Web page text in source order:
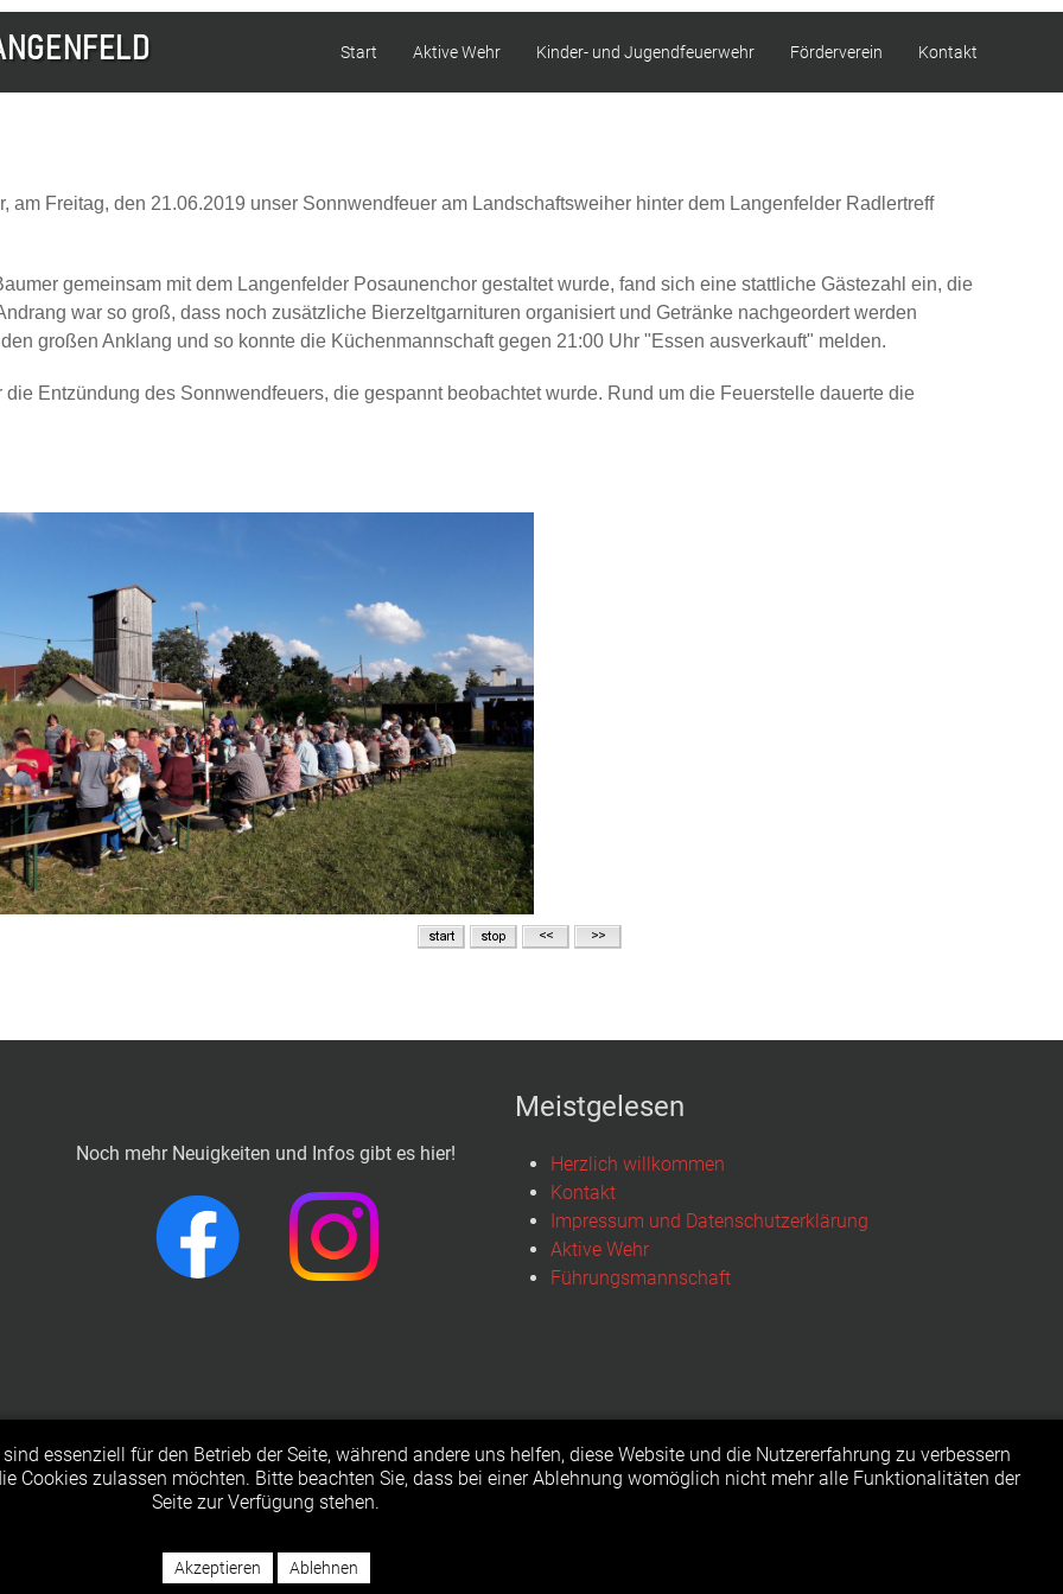
Start Aktive Wehr Kinder- und Jugendfeuerwehr Förderverein Kontakt
am Freitag, den 21.06.2019 unser Sonnwendfeuer am Landschaftsweiher hinter dem Langenfelder Radlertreff
gemeinsam mit dem Langenfelder Posaunenchor gestaltet wurde, fand sich eine stattliche Gästezahl ein, die
war so groß, dass noch zusätzliche Bierzeltgarnituren organisiert und Getränke nachgeordert werden
großen Anklang und so konnte die Küchenmannschaft gegen 21:00 Uhr "Essen ausverkauft" melden.
Entzündung des Sonnwendfeuers, die gespannt beobachtet wurde. Rund um die Feuerstelle dauerte die
Noch mehr Neuigkeiten und Infos gibt es hier!
© 2023 Freiwillige Feuerwehr Langenfeld
Meistgelesen
Herzlich willkommen
Kontakt
Impressum und Datenschutzerklärung
Aktive Wehr
Führungsmannschaft
Impressum & Datenschutz
essenziell für den Betrieb der Seite, während andere uns helfen, diese Website und die Nutzererfahrung zu verbessern
Cookies zulassen möchten. Bitte beachten Sie, dass bei einer Ablehnung womöglich nicht mehr alle Funktionalitäten der
Seite zur Verfügung stehen.
Akzeptieren Ablehnen